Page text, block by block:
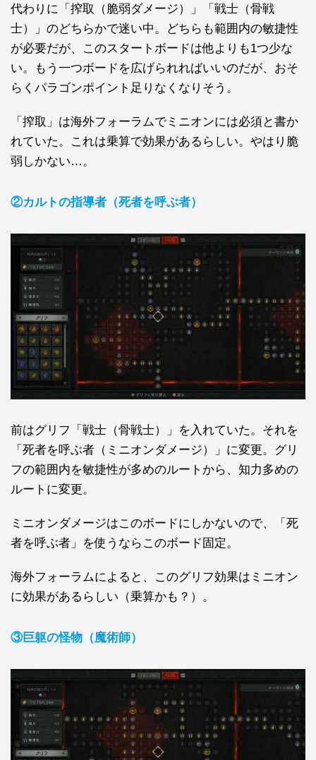
代わりに「搾取（脆弱ダメージ）」「戦士（骨戦
士）」のどちらかで迷い中。どちらも範囲内の敏捷性
が必要だが、このスタートボードは他よりも1つ少な
い。もう一つボードを広げられればいいのだが、おそ
らくパラゴンポイント足りなくなりそう。
「搾取」は海外フォーラムでミニオンには必須と書か
れていた。これは乗算で効果があるらしい。やはり脆
弱しかない…。
②カルトの指導者（死者を呼ぶ者）
前はグリフ「戦士（骨戦士）」を入れていた。それを
「死者を呼ぶ者（ミニオンダメージ）」に変更。グリ
フの範囲内を敏捷性が多めのルートから、知力多めの
ルートに変更。
ミニオンダメージはこのボードにしかないので、「死
者を呼ぶ者」を使うならこのボード固定。
海外フォーラムによると、このグリフ効果はミニオン
に効果があるらしい（乗算かも？）。
③巨躯の怪物（魔術師）